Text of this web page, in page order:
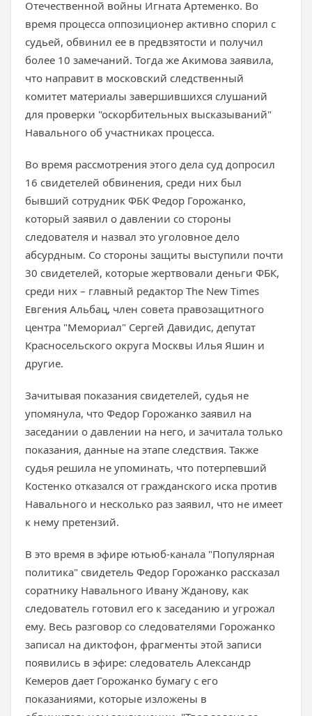
Отечественной войны Игната Артеменко. Во
время процесса оппозиционер активно спорил с
судьей, обвинил ее в предвзятости и получил
более 10 замечаний. Тогда же Акимова заявила,
что направит в московский следственный
комитет материалы завершившихся слушаний
для проверки "оскорбительных высказываний"
Навального об участниках процесса.
Во время рассмотрения этого дела суд допросил
16 свидетелей обвинения, среди них был
бывший сотрудник ФБК Федор Горожанко,
который заявил о давлении со стороны
следователя и назвал это уголовное дело
абсурдным. Со стороны защиты выступили почти
30 свидетелей, которые жертвовали деньги ФБК,
среди них – главный редактор The New Times
Евгения Альбац, член совета правозащитного
центра "Мемориал" Сергей Давидис, депутат
Красносельского округа Москвы Илья Яшин и
другие.
Зачитывая показания свидетелей, судья не
упомянула, что Федор Горожанко заявил на
заседании о давлении на него, и зачитала только
показания, данные на этапе следствия. Также
судья решила не упоминать, что потерпевший
Костенко отказался от гражданского иска против
Навального и несколько раз заявил, что не имеет
к нему претензий.
В это время в эфире ютьюб-канала "Популярная
политика" свидетель Федор Горожанко рассказал
соратнику Навального Ивану Жданову, как
следователь готовил его к заседанию и угрожал
ему. Весь разговор со следователями Горожанко
записал на диктофон, фрагменты этой записи
появились в эфире: следователь Александр
Кемеров дает Горожанко бумагу с его
показаниями, которые изложены в